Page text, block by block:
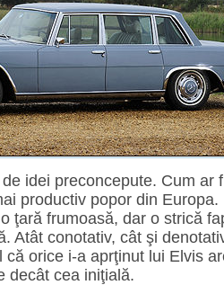
idei preconcepute. Cum ar
productiv popor din
ţară frumoasă, dar o strică
Atât conotativ, cât şi
că orice i-a aprţinut lui Elvis
decât cea iniţială.